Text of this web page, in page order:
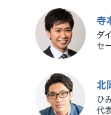
寺
ダ
セ
北
ひ
代